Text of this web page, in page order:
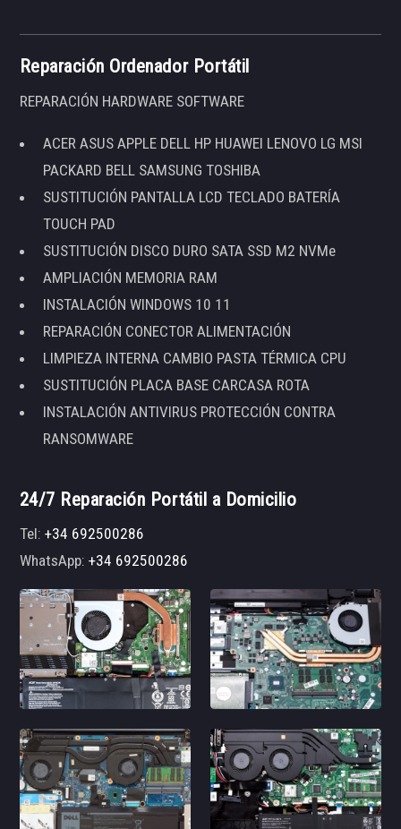
Reparación Ordenador Portátil
REPARACIÓN HARDWARE SOFTWARE
ACER ASUS APPLE DELL HP HUAWEI LENOVO LG MSI
PACKARD BELL SAMSUNG TOSHIBA
SUSTITUCIÓN PANTALLA LCD TECLADO BATERÍA
TOUCH PAD
SUSTITUCIÓN DISCO DURO SATA SSD M2 NVMe
AMPLIACIÓN MEMORIA RAM
INSTALACIÓN WINDOWS 10 11
REPARACIÓN CONECTOR ALIMENTACIÓN
LIMPIEZA INTERNA CAMBIO PASTA TÉRMICA CPU
SUSTITUCIÓN PLACA BASE CARCASA ROTA
INSTALACIÓN ANTIVIRUS PROTECCIÓN CONTRA
RANSOMWARE
24/7 Reparación Portátil a Domicilio
Tel:+34 692500286
WhatsApp:+34 692500286